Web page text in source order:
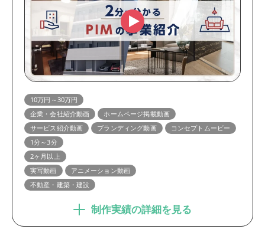
10万円～30万円
企業・会社紹介動画
ホームページ掲載動画
サービス紹介動画
ブランディング動画
コンセプトムービー
1分～3分
2ヶ月以上
実写動画
アニメーション動画
不動産・建築・建設
制作実績の詳細を見る